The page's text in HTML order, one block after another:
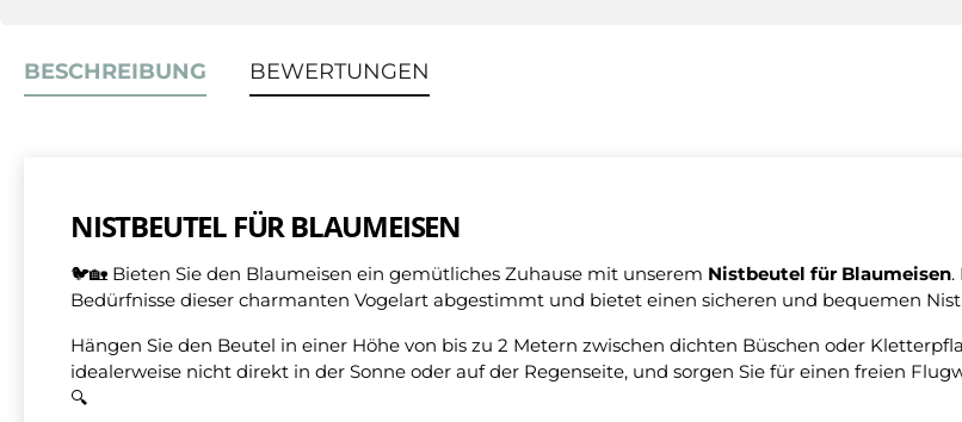
BESCHREIBUNG BEWERTUNGEN
NISTBEUTEL FÜR BLAUMEISEN
🐦🏡 Bieten Sie den Blaumeisen ein gemütliches Zuhause mit unserem Nistbeutel für Blaumeisen.
Bedürfnisse dieser charmanten Vogelart abgestimmt und bietet einen sicheren und bequemen
Hängen Sie den Beutel in einer Höhe von bis zu 2 Metern zwischen dichten Büschen oder
idealerweise nicht direkt in der Sonne oder auf der Regenseite, und sorgen Sie für einen freien
🔍